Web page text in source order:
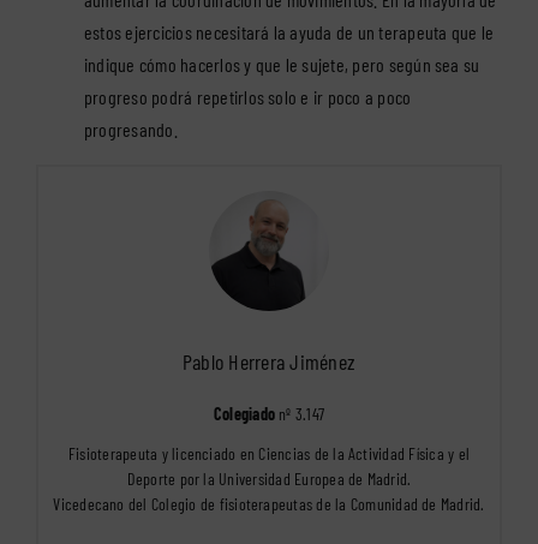
estos ejercicios necesitará la ayuda de un terapeuta que le
indique cómo hacerlos y que le sujete, pero según sea su
progreso podrá repetirlos solo e ir poco a poco
progresando.
Pablo Herrera Jiménez
Colegiado nº 3.147
Fisioterapeuta y licenciado en Ciencias de la Actividad Física y el
Deporte por la Universidad Europea de Madrid.
Vicedecano del Colegio de fisioterapeutas de la Comunidad de Madrid.